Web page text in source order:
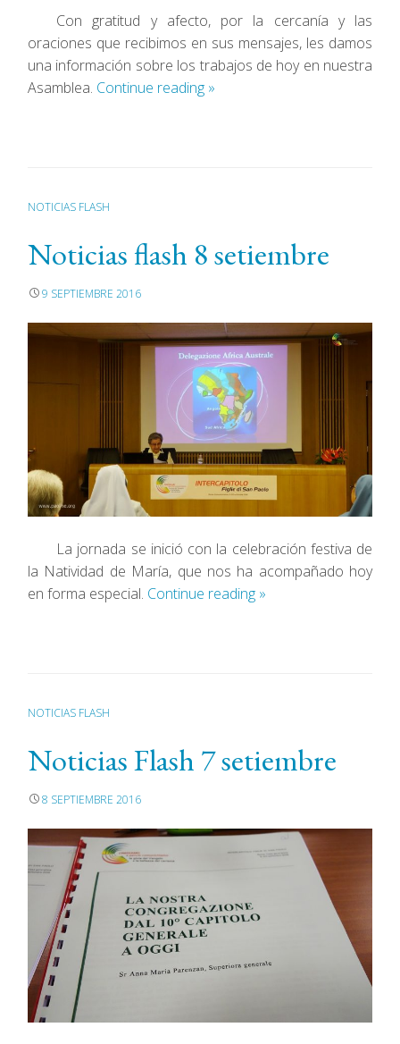
Con gratitud y afecto, por la cercanía y las
oraciones que recibimos en sus mensajes, les damos
una información sobre los trabajos de hoy en nuestra
Asamblea. Continue reading »
NOTICIAS FLASH
Noticias flash 8 setiembre
9 SEPTIEMBRE 2016
La jornada se inició con la celebración festiva de
la Natividad de María, que nos ha acompañado hoy
en forma especial. Continue reading »
NOTICIAS FLASH
Noticias Flash 7 setiembre
8 SEPTIEMBRE 2016